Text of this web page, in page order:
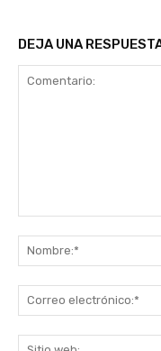
DEJA UNA